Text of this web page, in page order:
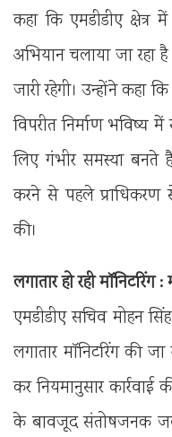
कहा कि एमडीडीए क्षेत्र
अभियान चलाया जा रहा
जारी रहेगी। उन्होंने कहा
विपरीत निर्माण भविष्य
लिए गंभीर समस्या बनते
करने से पहले
की।
लगातार हो रही मॉनिटरिंग :
एमडीडीए सचिव मोहन
लगातार मॉनिटरिंग की
कर नियमानुसार कार्रवाई
के बावजूद संतोषजनक